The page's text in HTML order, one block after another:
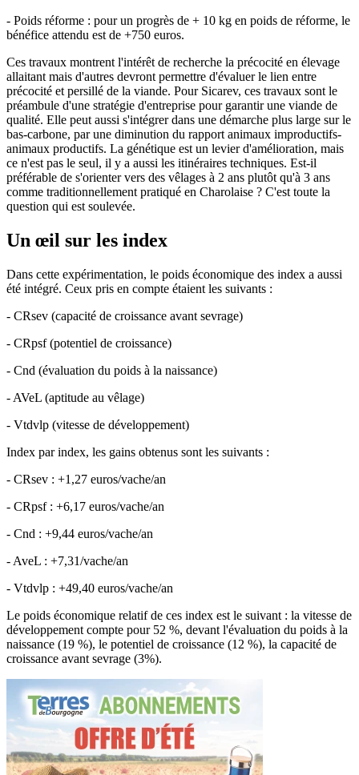
- Poids réforme : pour un progrès de + 10 kg en poids de réforme, le
bénéfice attendu est de +750 euros.
Ces travaux montrent l'intérêt de recherche la précocité en élevage
allaitant mais d'autres devront permettre d'évaluer le lien entre
précocité et persillé de la viande. Pour Sicarev, ces travaux sont le
préambule d'une stratégie d'entreprise pour garantir une viande de
qualité. Elle peut aussi s'intégrer dans une démarche plus large sur le
bas-carbone, par une diminution du rapport animaux improductifs-
animaux productifs. La génétique est un levier d'amélioration, mais
ce n'est pas le seul, il y a aussi les itinéraires techniques. Est-il
préférable de s'orienter vers des vêlages à 2 ans plutôt qu'à 3 ans
comme traditionnellement pratiqué en Charolaise ? C'est toute la
question qui est soulevée.
Un œil sur les index
Dans cette expérimentation, le poids économique des index a aussi
été intégré. Ceux pris en compte étaient les suivants :
- CRsev (capacité de croissance avant sevrage)
- CRpsf (potentiel de croissance)
- Cnd (évaluation du poids à la naissance)
- AVeL (aptitude au vêlage)
- Vtdvlp (vitesse de développement)
Index par index, les gains obtenus sont les suivants :
- CRsev : +1,27 euros/vache/an
- CRpsf : +6,17 euros/vache/an
- Cnd : +9,44 euros/vache/an
- AveL : +7,31/vache/an
- Vtdvlp : +49,40 euros/vache/an
Le poids économique relatif de ces index est le suivant : la vitesse de
développement compte pour 52 %, devant l'évaluation du poids à la
naissance (19 %), le potentiel de croissance (12 %), la capacité de
croissance avant sevrage (3%).